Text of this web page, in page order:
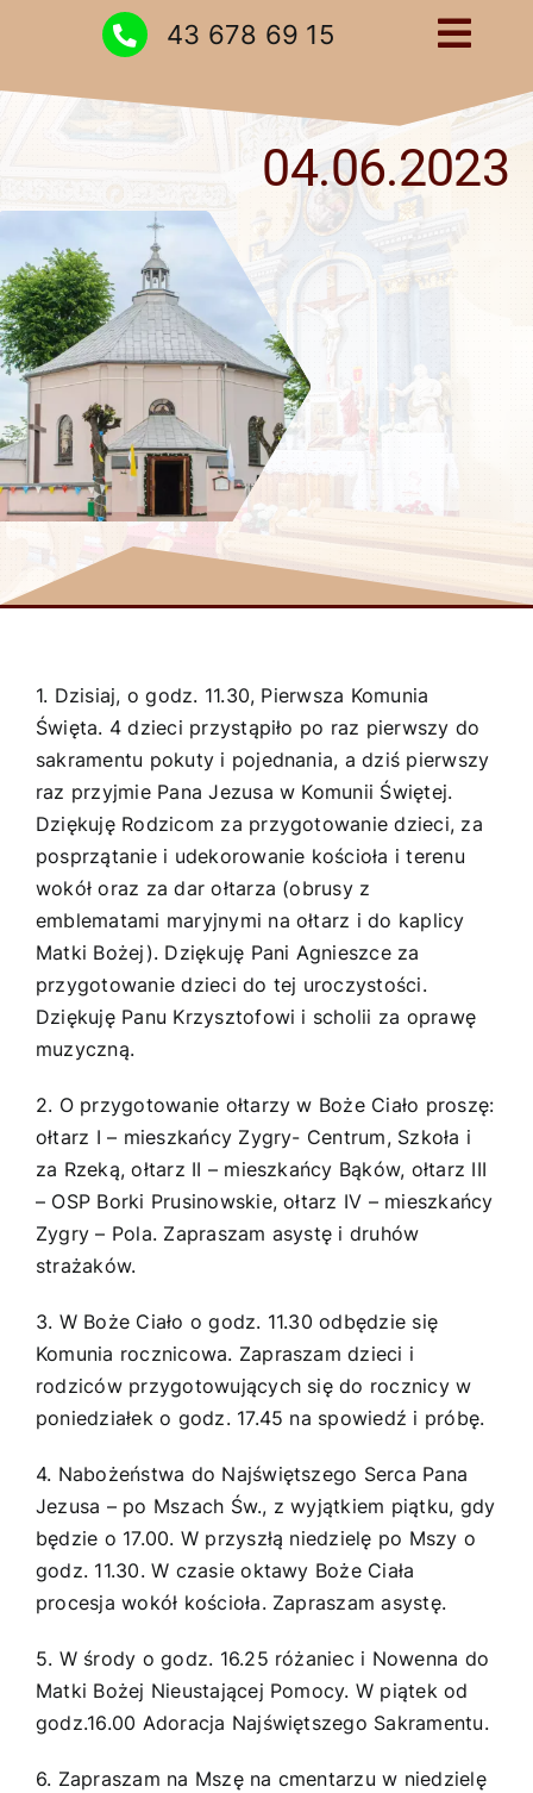
43 678 69 15
Strona główna
Ogłoszenia
Kontakt
04.06.2023
1. Dzisiaj, o godz. 11.30, Pierwsza Komunia
Święta. 4 dzieci przystąpiło po raz pierwszy do
sakramentu pokuty i pojednania, a dziś pierwszy
raz przyjmie Pana Jezusa w Komunii Świętej.
Dziękuję Rodzicom za przygotowanie dzieci, za
posprzątanie i udekorowanie kościoła i terenu
wokół oraz za dar ołtarza (obrusy z
emblematami maryjnymi na ołtarz i do kaplicy
Matki Bożej). Dziękuję Pani Agnieszce za
przygotowanie dzieci do tej uroczystości.
Dziękuję Panu Krzysztofowi i scholii za oprawę
muzyczną.
2. O przygotowanie ołtarzy w Boże Ciało proszę:
ołtarz I – mieszkańcy Zygry- Centrum, Szkoła i
za Rzeką, ołtarz II – mieszkańcy Bąków, ołtarz III
– OSP Borki Prusinowskie, ołtarz IV – mieszkańcy
Zygry – Pola. Zapraszam asystę i druhów
strażaków.
3. W Boże Ciało o godz. 11.30 odbędzie się
Komunia rocznicowa. Zapraszam dzieci i
rodziców przygotowujących się do rocznicy w
poniedziałek o godz. 17.45 na spowiedź i próbę.
4. Nabożeństwa do Najświętszego Serca Pana
Jezusa – po Mszach Św., z wyjątkiem piątku, gdy
będzie o 17.00. W przyszłą niedzielę po Mszy o
godz. 11.30. W czasie oktawy Boże Ciała
procesja wokół kościoła. Zapraszam asystę.
5. W środy o godz. 16.25 różaniec i Nowenna do
Matki Bożej Nieustającej Pomocy. W piątek od
godz.16.00 Adoracja Najświętszego Sakramentu.
6. Zapraszam na Mszę na cmentarzu w niedzielę